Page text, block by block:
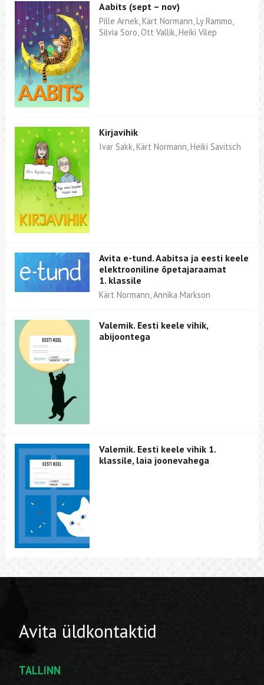
Aabits (sept – nov)
Pille Arnek, Kärt Normann, Ly Rammo,
Silvia Soro, Ott Vallik, Heiki Vilep
Kirjavihik
Ivar Sakk, Kärt Normann, Heiki Savitsch
Avita e-tund. Aabitsa ja eesti keele
elektrooniline õpetajaraamat
1. klassile
Kärt Normann, Annika Markson
Valemik. Eesti keele vihik,
abijoontega
Valemik. Eesti keele vihik 1.
klassile, laia joonevahega
Avita üldkontaktid
TALLINN